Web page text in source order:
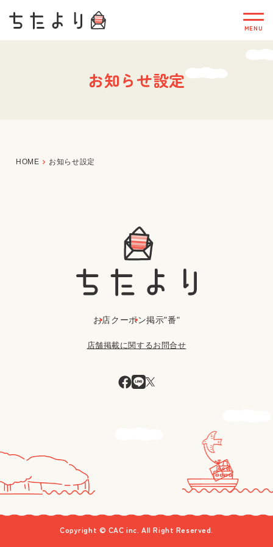
お知らせ設定
HOME お知らせ設定
お店クーポン掲示"番"
店舗掲載に関するお問合せ
Copyright © CAC inc. All Right Reserved.